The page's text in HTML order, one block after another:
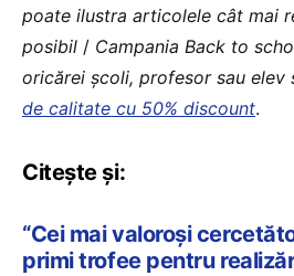
poate ilustra articolele cât mai
posibil / Campania Back to
oricărei școli, profesor sau elev
de calitate cu 50% discount.
Citește și:
“Cei mai valoroși
primi trofee pentru